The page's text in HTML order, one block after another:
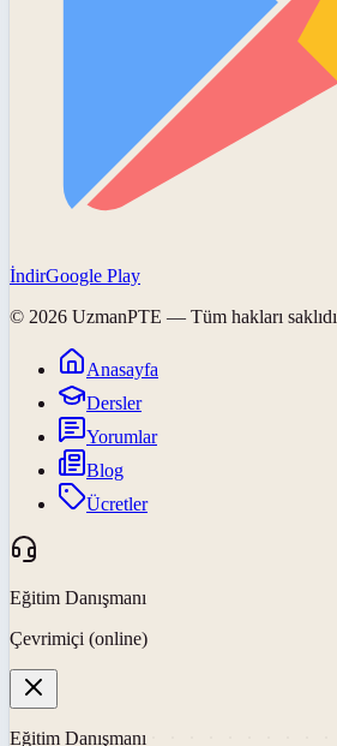
İndirGoogle Play
© 2026 UzmanPTE — Tüm hakları
Anasayfa
Dersler
Yorumlar
Blog
Ücretler
Eğitim Danışmanı
Çevrimiçi (online)
Eğitim Danışmanı